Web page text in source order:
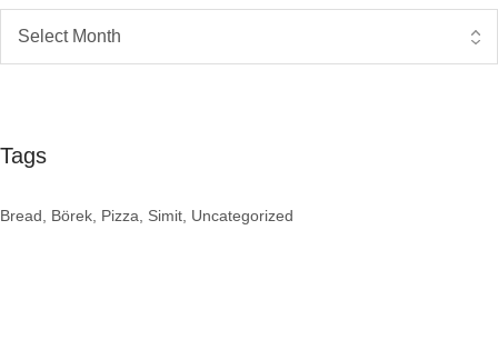
Tags
Bread Börek Pizza Simit Uncategorized